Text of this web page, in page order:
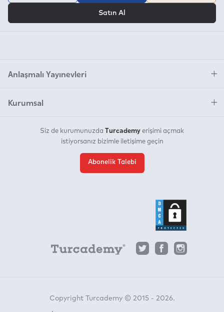
Satın Al
Anlaşmalı Yayınevleri
Kurumsal
Siz de kurumunuzda Turcademy erişimi açmak
istiyorsanız bizimle iletişime geçin
Abonelik Talebi
Copyright Turcademy © 2015 - 2026.